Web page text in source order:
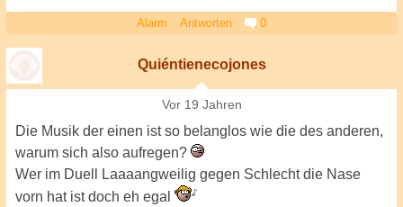
Alarm Antworten 0
Quiéntienecojones
Vor 19 Jahren
Die Musik der einen ist so belanglos wie die des anderen,
warum sich also aufregen?
Wer im Duell Laaaangweilig gegen Schlecht die Nase
vorn hat ist doch eh egal